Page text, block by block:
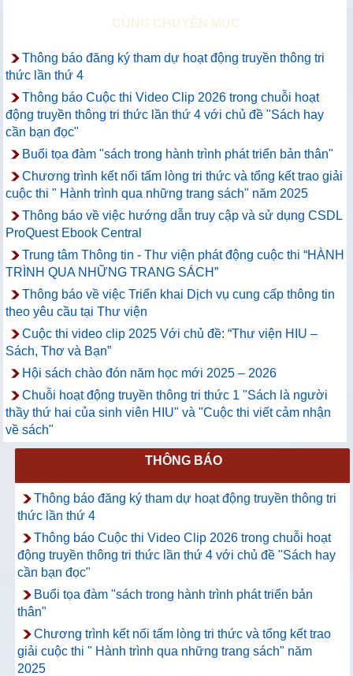
CÙNG CHUYÊN MỤC
Thông báo đăng ký tham dự hoạt động truyền thông tri
thức lần thứ 4
Thông báo Cuộc thi Video Clip 2026 trong chuỗi hoạt
động truyền thông tri thức lần thứ 4 với chủ đề "Sách hay
cần bạn đọc"
Buổi tọa đàm "sách trong hành trình phát triển bản thân"
Chương trình kết nối tấm lòng tri thức và tổng kết trao giải
cuộc thi " Hành trình qua những trang sách" năm 2025
Thông báo về việc hướng dẫn truy cập và sử dụng CSDL
ProQuest Ebook Central
Trung tâm Thông tin - Thư viện phát động cuộc thi “HÀNH
TRÌNH QUA NHỮNG TRANG SÁCH”
Thông báo về việc Triển khai Dịch vụ cung cấp thông tin
theo yêu cầu tại Thư viện
Cuộc thi video clip 2025 Với chủ đề: “Thư viện HIU –
Sách, Thơ và Bạn”
Hội sách chào đón năm học mới 2025 – 2026
Chuỗi hoạt động truyền thông tri thức 1 "Sách là người
thầy thứ hai của sinh viên HIU" và "Cuộc thi viết cảm nhận
về sách"
THÔNG BÁO
Thông báo đăng ký tham dự hoạt động truyền thông tri
thức lần thứ 4
Thông báo Cuộc thi Video Clip 2026 trong chuỗi hoạt
động truyền thông tri thức lần thứ 4 với chủ đề "Sách hay
cần bạn đọc"
Buổi tọa đàm "sách trong hành trình phát triển bản
thân"
Chương trình kết nối tấm lòng tri thức và tổng kết trao
giải cuộc thi " Hành trình qua những trang sách" năm
2025